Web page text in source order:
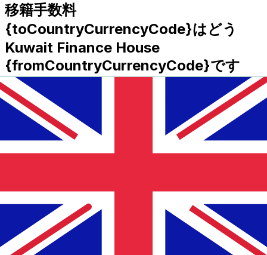
移籍手数料
{toCountryCurrencyCode}はどう
Kuwait Finance House
{fromCountryCurrencyCode}です
か?
KWD年からGBPへの国際送金コストKuwait Finance
House送金額などの要因によって異なります。通常、大き
な送金は手数料が低く、為替レートも良いです。Xeと
Kuwait Finance House 手数料を比較するために比較表を確
なぜ従来の銀行ではなくXeで送金する
のですか?